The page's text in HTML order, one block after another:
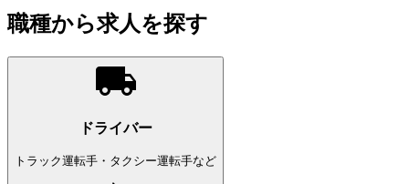
職種から求人を探す
ドライバー
トラック運転手・タクシー運転手など